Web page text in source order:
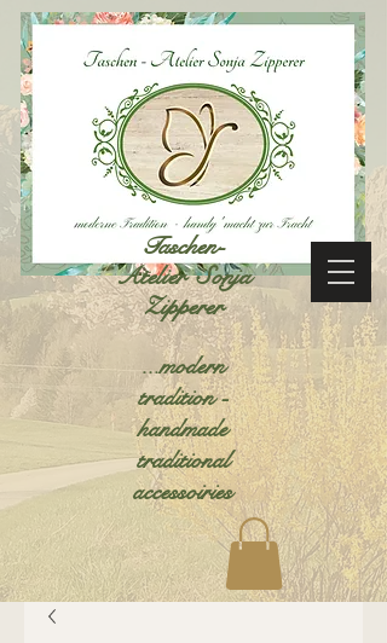
Taschen-
Atelier Sonja
Zipperer
...modern
tradition -
handmade
traditional
accessoiries